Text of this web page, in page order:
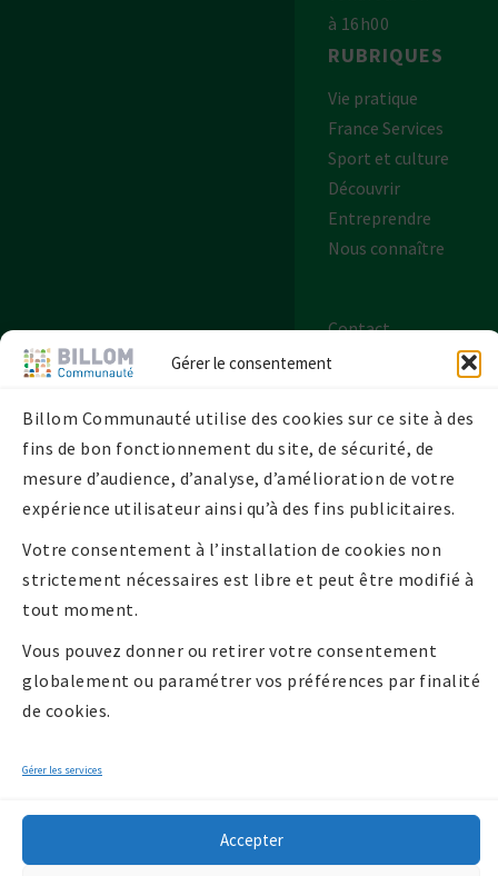
Gérer le consentement
Billom Communauté utilise des cookies sur ce site à des
fins de bon fonctionnement du site, de sécurité, de
mesure d’audience, d’analyse, d’amélioration de votre
expérience utilisateur ainsi qu’à des fins publicitaires.
Votre consentement à l’installation de cookies non
strictement nécessaires est libre et peut être modifié à
tout moment.
Vous pouvez donner ou retirer votre consentement
globalement ou paramétrer vos préférences par finalité
de cookies.
Gérer les services
Accepter
à 16h00
RUBRIQUES
Vie pratique
France Services
Sport et culture
Découvrir
Entreprendre
Nous connaître
Contact
Plan de site
Politique de
confidentialité
Politique de
cookies UE
Copyright 2026 -